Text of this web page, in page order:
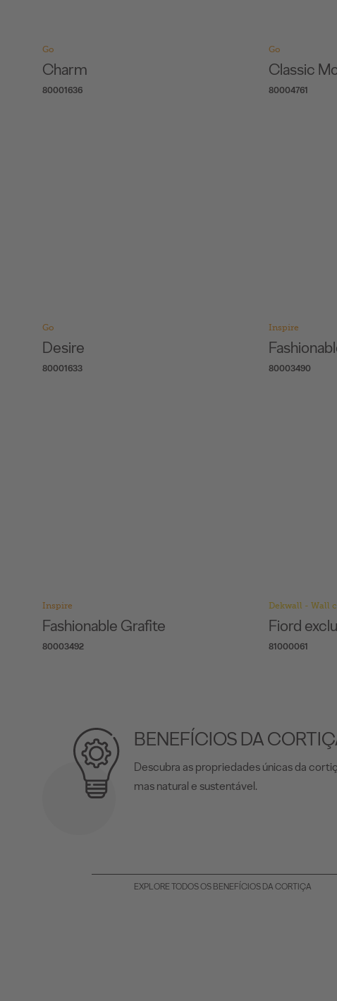
Go
Charm
80001636
Go
Classic
80004761
Go
Desire
80001633
Inspire
80003490
Inspire
Fashionable Grafite
80003492
Dekwall - Wall
Fiord
81000061
BENEFÍCIOS DA
Descubra as propriedades únicas da
mas natural e sustentável.
EXPLORE TODOS OS BENEFÍCIOS DA CORTIÇA